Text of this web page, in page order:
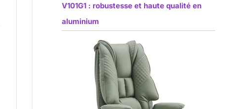
V101G1 : robustesse et haute qualité en
aluminium